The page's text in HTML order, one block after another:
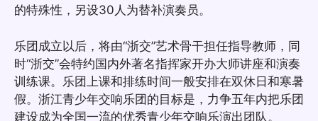
的特殊性，另设30人为替补演奏员。
乐团成立以后，将由“浙交”艺术骨干担任指导教师，同
时“浙交”会特约国内外著名指挥家开办大师讲座和演奏
训练课。乐团上课和排练时间一般安排在双休日和寒暑
假。浙江青少年交响乐团的目标是，力争五年内把乐团
建设成为全国一流的优秀青少年交响乐演出团队。